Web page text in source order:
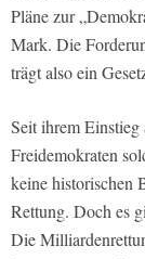
Pläne zur
Mark. Die
trägt also ein
Seit ihrem
Freidemokraten
keine historischen
Rettung. Doch es
Die